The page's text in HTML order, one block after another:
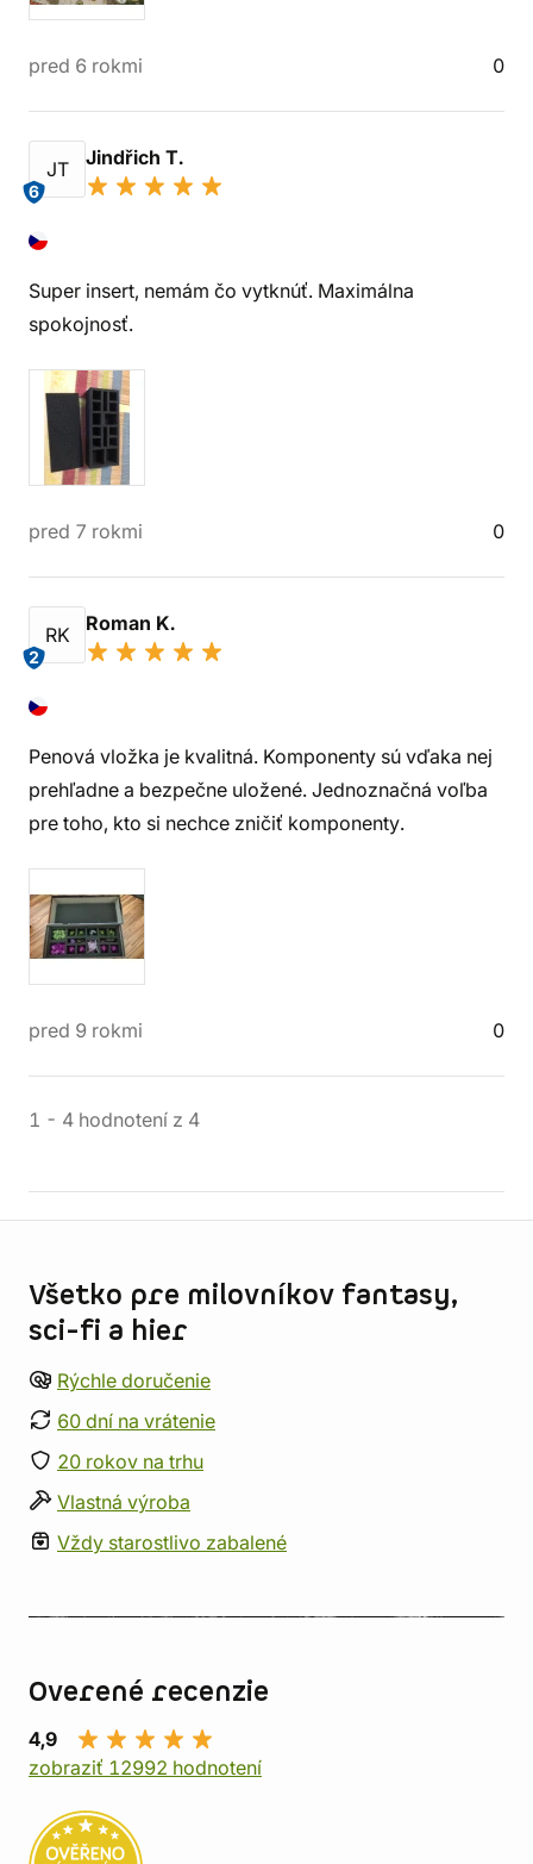
pred 6 rokmi 0
JT
6
Jindřich T.
Super insert, nemám čo vytknúť. Maximálna
spokojnosť.
pred 7 rokmi 0
RK
2
Roman K.
Penová vložka je kvalitná. Komponenty sú vďaka nej
prehľadne a bezpečne uložené. Jednoznačná voľba
pre toho, kto si nechce zničiť komponenty.
pred 9 rokmi 0
1 - 4 hodnotení z 4
Všetko pre milovníkov fantasy,
sci-fi a hier
Rýchle doručenie
60 dní na vrátenie
20 rokov na trhu
Vlastná výroba
Vždy starostlivo zabalené
Overené recenzie
4,9
zobraziť 12992 hodnotení